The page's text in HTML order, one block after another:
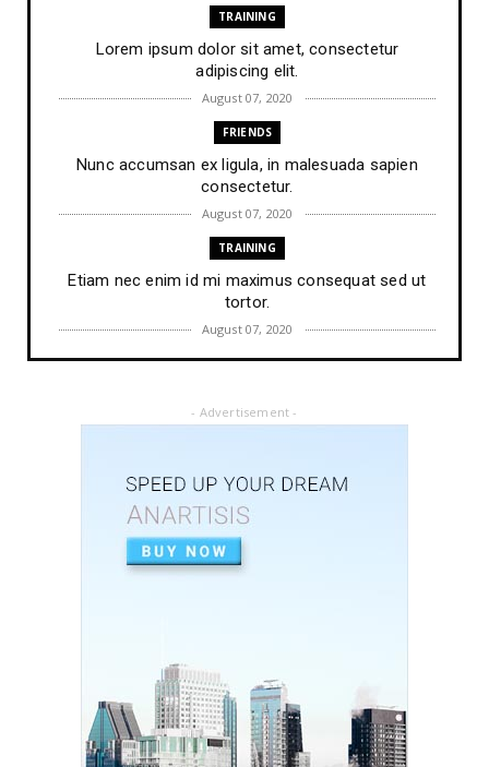
TRAINING
Lorem ipsum dolor sit amet, consectetur
adipiscing elit.
August 07, 2020
FRIENDS
Nunc accumsan ex ligula, in malesuada sapien
consectetur.
August 07, 2020
TRAINING
Etiam nec enim id mi maximus consequat sed ut
tortor.
August 07, 2020
FRIENDS
adipiscing elit.
PEOPLE
Vestibulum maximus ipsum lacus, tempus suscipit
augue.
August 07, 2020
PEOPLE
Etiam nec enim id mi maximus consequat sed ut
tortor.
- Advertisement -